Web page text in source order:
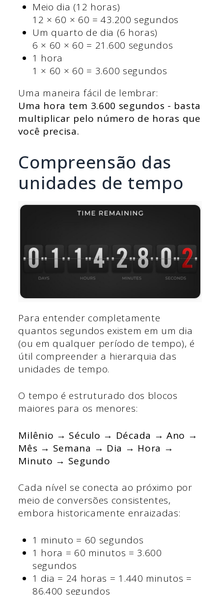
Meio dia (12 horas)
12 × 60 × 60 = 43.200 segundos
Um quarto de dia (6 horas)
6 × 60 × 60 = 21.600 segundos
1 hora
1 × 60 × 60 = 3.600 segundos
Uma maneira fácil de lembrar:
Uma hora tem 3.600 segundos - basta
multiplicar pelo número de horas que
você precisa.
Compreensão das
unidades de tempo
Para entender completamente
quantos segundos existem em um dia
(ou em qualquer período de tempo), é
útil compreender a hierarquia das
unidades de tempo.
O tempo é estruturado dos blocos
maiores para os menores:
Milênio → Século → Década → Ano →
Mês → Semana → Dia → Hora →
Minuto → Segundo
Cada nível se conecta ao próximo por
meio de conversões consistentes,
embora historicamente enraizadas:
1 minuto = 60 segundos
1 hora = 60 minutos = 3.600
segundos
1 dia = 24 horas = 1.440 minutos =
86.400 segundos